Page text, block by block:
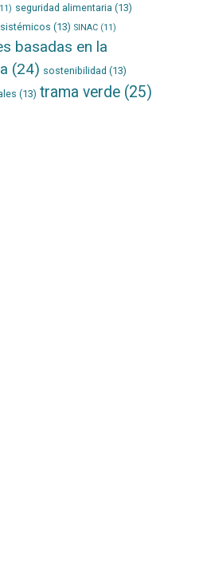
seguridad alimentaria (13)
(13) SINAC(11)
basadas en la
(24) sostenibilidad (13)
(13) trama verde(25)